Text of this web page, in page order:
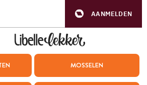
AANMELDEN
MOSSELEN